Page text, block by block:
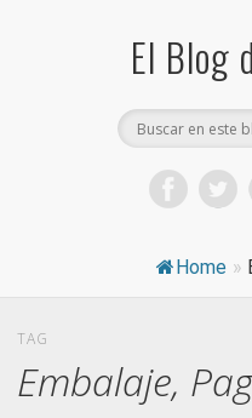
El Blog
Home »
TAG
Embalaje,